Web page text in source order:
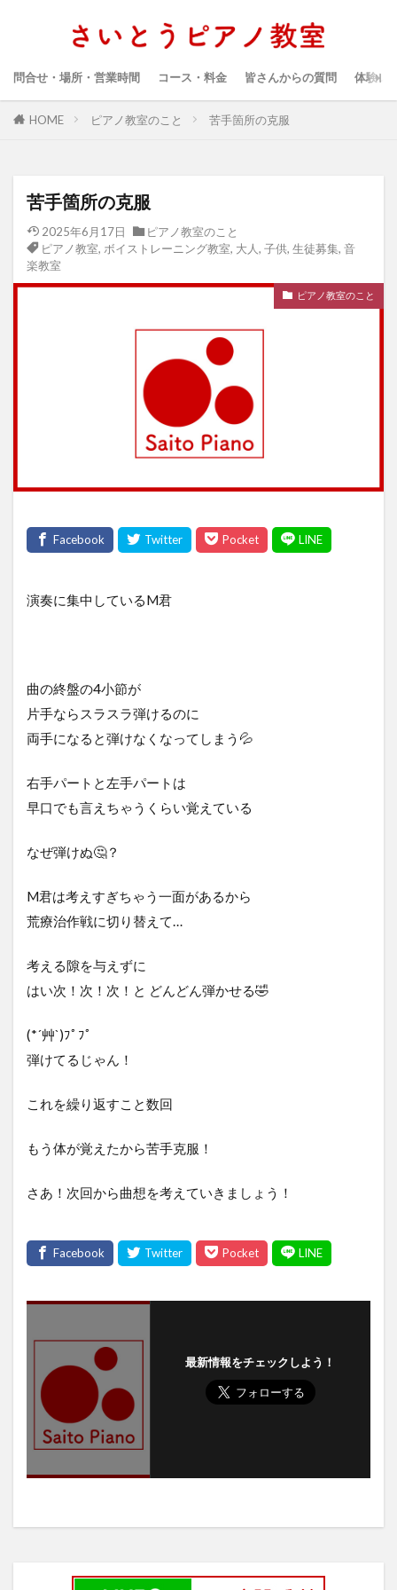
問合せ・場所・営業時間 コース・料金 皆さんからの質問 体験レ
HOME ピアノ教室のこと 苦手箇所の克服
苦手箇所の克服
2025年6月17日
ピアノ教室のこと
ピアノ教室, ボイストレーニング教室, 大人, 子供, 生徒募集, 音
楽教室
ピアノ教室のこと
演奏に集中しているM君
曲の終盤の4小節が
片手ならスラスラ弾けるのに
両手になると弾けなくなってしまう💦
右手パートと左手パートは
早口でも言えちゃうくらい覚えている
なぜ弾けぬ🤔？
M君は考えすぎちゃう一面があるから
荒療治作戦に切り替えて…
考える隙を与えずに
はい次！次！次！と どんどん弾かせる🤣
(*´艸`)ﾌﾟﾌﾟ
弾けてるじゃん！
これを繰り返すこと数回
もう体が覚えたから苦手克服！
さあ！次回から曲想を考えていきましょう！
最新情報をチェックしよう！